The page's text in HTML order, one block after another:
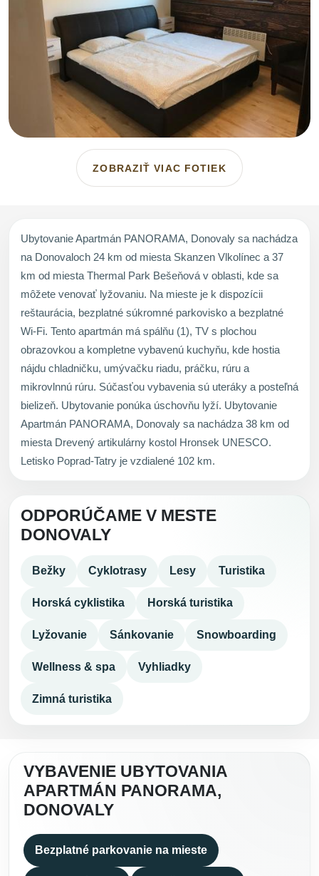
ZOBRAZIŤ VIAC FOTIEK
Ubytovanie Apartmán PANORAMA, Donovaly sa nachádza
na Donovaloch 24 km od miesta Skanzen Vlkolínec a 37
km od miesta Thermal Park Bešeňová v oblasti, kde sa
môžete venovať lyžovaniu. Na mieste je k dispozícii
reštaurácia, bezplatné súkromné parkovisko a bezplatné
Wi-Fi. Tento apartmán má spálňu (1), TV s plochou
obrazovkou a kompletne vybavenú kuchyňu, kde hostia
nájdu chladničku, umývačku riadu, práčku, rúru a
mikrovlnnú rúru. Súčasťou vybavenia sú uteráky a posteľná
bielizeň. Ubytovanie ponúka úschovňu lyží. Ubytovanie
Apartmán PANORAMA, Donovaly sa nachádza 38 km od
miesta Drevený artikulárny kostol Hronsek UNESCO.
Letisko Poprad-Tatry je vzdialené 102 km.
ODPORÚČAME V MESTE
DONOVALY
Bežky Cyklotrasy Lesy Turistika
Horská cyklistika Horská turistika
Lyžovanie Sánkovanie Snowboarding
Wellness & spa Vyhliadky
Zimná turistika
VYBAVENIE UBYTOVANIA
APARTMÁN PANORAMA,
DONOVALY
Bezplatné parkovanie na mieste